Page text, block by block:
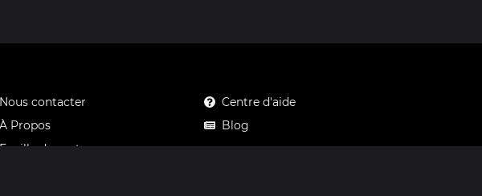
Nous contacter
À Propos
Feuille de route
Centre d'aide
Blog